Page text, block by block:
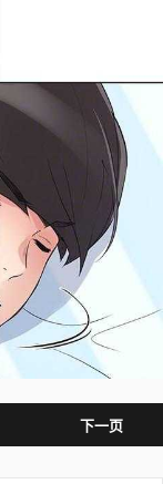
下一页